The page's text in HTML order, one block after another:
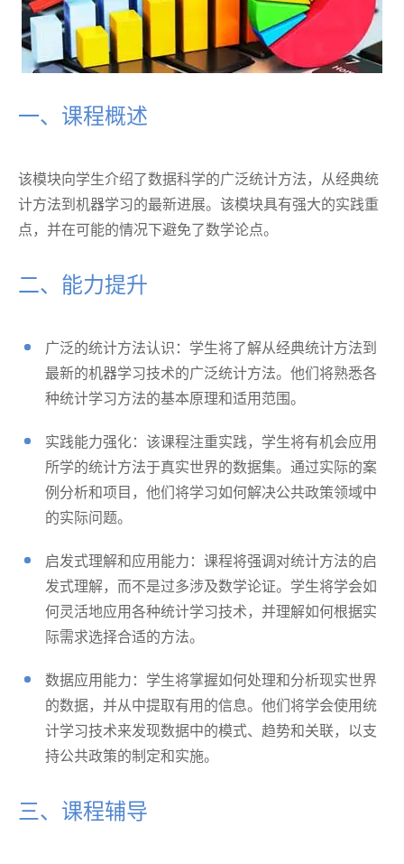
一、课程概述
该模块向学生介绍了数据科学的广泛统计方法，从经典统
计方法到机器学习的最新进展。该模块具有强大的实践重
点，并在可能的情况下避免了数学论点。
二、能力提升
广泛的统计方法认识：学生将了解从经典统计方法到
最新的机器学习技术的广泛统计方法。他们将熟悉各
种统计学习方法的基本原理和适用范围。
实践能力强化：该课程注重实践，学生将有机会应用
所学的统计方法于真实世界的数据集。通过实际的案
例分析和项目，他们将学习如何解决公共政策领域中
的实际问题。
启发式理解和应用能力：课程将强调对统计方法的启
发式理解，而不是过多涉及数学论证。学生将学会如
何灵活地应用各种统计学习技术，并理解如何根据实
际需求选择合适的方法。
数据应用能力：学生将掌握如何处理和分析现实世界
的数据，并从中提取有用的信息。他们将学会使用统
计学习技术来发现数据中的模式、趋势和关联，以支
持公共政策的制定和实施。
三、课程辅导